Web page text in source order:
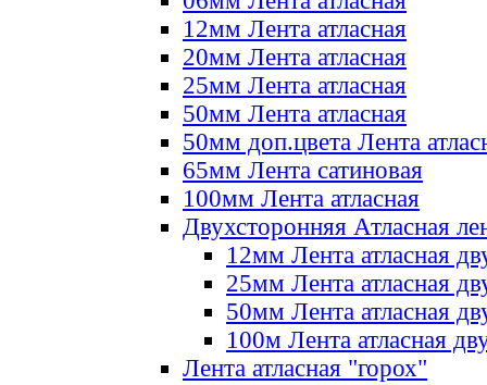
12мм Лента атласная
20мм Лента атласная
25мм Лента атласная
50мм Лента атласная
50мм доп.цвета Лента
65мм Лента сатиновая
100мм Лента атласная
Двухсторонняя Атласная
12мм Лента атласная
25мм Лента атласная
50мм Лента атласная
100м Лента атласная
Лента атласная "горох"